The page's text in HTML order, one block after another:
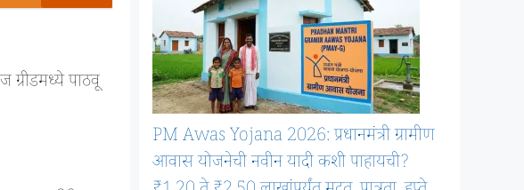
पाठवू
PM Awas Yojana 2026: प्रधानमंत्री ग्रामीण
आवास योजनेची नवीन यादी कशी पाहायची?